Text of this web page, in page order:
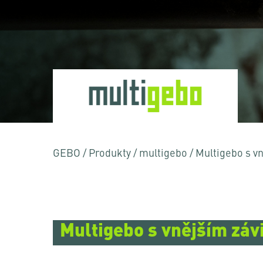
Stiskněte Enter pro vyhledávání nebo ESC
GEBO / Produkty / multigebo / Multigebo s
Multigebo s vnějším